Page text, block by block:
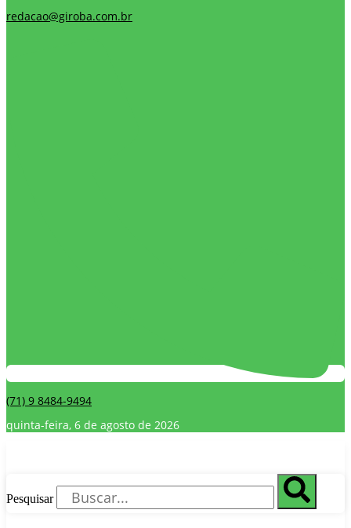
redacao@giroba.com.br
(71) 9 8484-9494
quinta-feira, 6 de agosto de 2026
Pesquisar